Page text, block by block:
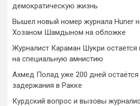
демократическую жизнь
Вышел новый номер журнала Huner
Хозаном Шамдыном на обложке
Журналист Караман Шукри остается
на специальную амнистию
Ахмед Полад уже 200 дней остаётся
задержания в Ракке
Курдский вопрос и вызовы